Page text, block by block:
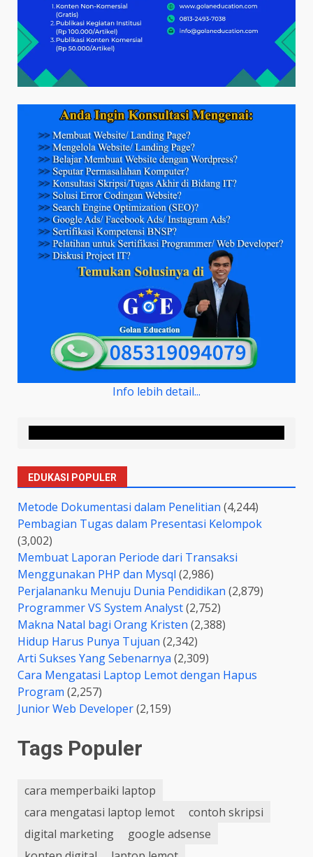
Info lebih detail...
EDUKASI POPULER
Metode Dokumentasi dalam Penelitian (4,244)
Pembagian Tugas dalam Presentasi Kelompok
(3,002)
Membuat Laporan Periode dari Transaksi
Menggunakan PHP dan Mysql (2,986)
Perjalananku Menuju Dunia Pendidikan (2,879)
Programmer VS System Analyst(2,752)
Makna Natal bagi Orang Kristen (2,388)
Hidup Harus Punya Tujuan (2,342)
Arti Sukses Yang Sebenarnya (2,309)
Cara Mengatasi Laptop Lemot dengan Hapus
Program (2,257)
Junior Web Developer(2,159)
Tags Populer
cara memperbaiki laptop
cara mengatasi laptop lemot
contoh skripsi
digital marketing
google adsense